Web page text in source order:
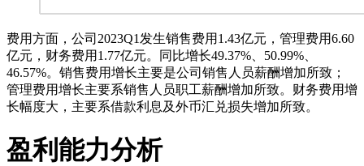
费用方面，公司2023Q1发生销售费用1.43亿元，管理费用6.60
亿元，财务费用1.77亿元。同比增长49.37%、50.99%、
46.57%。销售费用增长主要是公司销售人员薪酬增加所致；
管理费用增长主要系销售人员职工薪酬增加所致。财务费用增
长幅度大，主要系借款利息及外币汇兑损失增加所致。
盈利能力分析